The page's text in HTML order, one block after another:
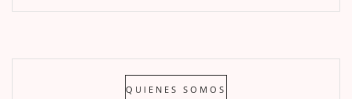
QUIENES SOMOS